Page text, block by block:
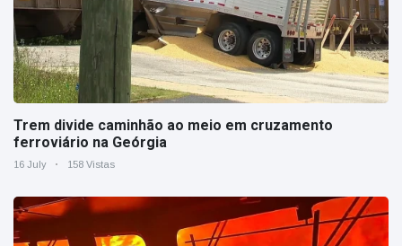
Trem divide caminhão ao meio em cruzamento
ferroviário na Geórgia
16 July 158 Vistas